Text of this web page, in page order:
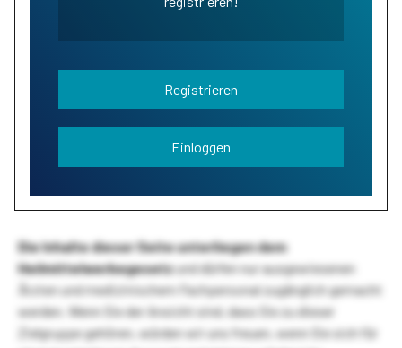
Registrieren
Einloggen
Die Inhalte dieser Seite unterliegen dem
Heilmittelwerbegesetzund dürfen nur ausgewiesenen
Ärzten und medizinischem Fachpersonal zugänglich gemacht
werden. Wenn Sie der Ansicht sind, dass Sie zu dieser
Zielgruppe gehören, würden wir uns freuen, wenn Sie sich für